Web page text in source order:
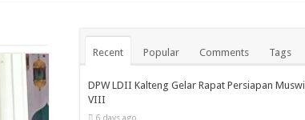
Recent Popular Comments Tags
DPW LDII Kalteng Gelar Rapat Persiapan Muswil
VIII
6 days ago